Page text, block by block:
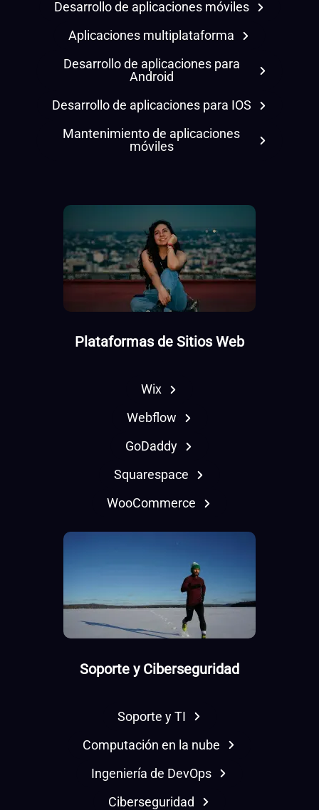
Desarrollo de aplicaciones móviles
Aplicaciones multiplataforma
Desarrollo de aplicaciones para
Android
Desarrollo de aplicaciones para IOS
Mantenimiento de aplicaciones
móviles
Plataformas de Sitios Web
Wix
Webflow
GoDaddy
Squarespace
WooCommerce
Soporte y Ciberseguridad
Soporte y TI
Computación en la nube
Ingeniería de DevOps
Ciberseguridad